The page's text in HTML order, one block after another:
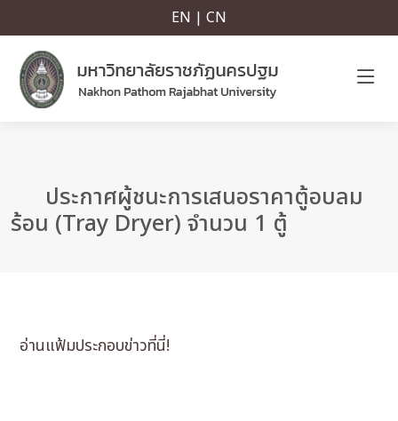
EN | CN
ประกาศผู้ชนะการเสนอราคาตู้อบลม
ร้อน (Tray Dryer) จำนวน 1 ตู้
อ่านแฟ้มประกอบข่าวที่นี่!